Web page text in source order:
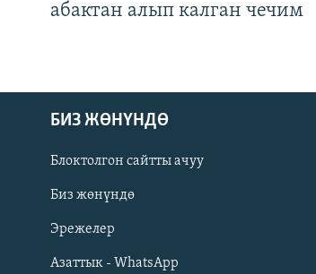
Русский
ОНЛАЙН ШЕРИНЕ
абактан алып калган чечим
БИЗ ЖӨНҮНДӨ
Блоктолгон сайтты ачуу
Биз жөнүндө
Эрежелер
Азаттык - WhatsApp